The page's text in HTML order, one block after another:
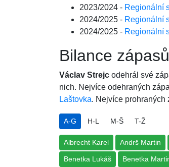
2023/2024 - Regionální
2024/2025 - Regionální
2024/2025 - Regionální
Bilance
Václav Strejc odehrál své
nich. Nejvíce odehraných
Laštovka. Nejvíce prohraných
A-G H-L M-Š T-Ž
Albrecht Karel Andrš Martin
Benetka Lukáš Benetka